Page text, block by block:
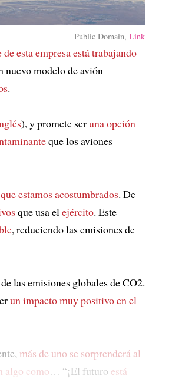
Public Domain, Link
de esta empresa está trabajando
nuevo modelo de avión
.
), y promete seruna opción
que los aviones
estamos acostumbrados. De
que usa el ejército. Este
, reduciendo las emisiones de
las emisiones globales de CO2.
un impacto muy positivo en el
más de uno se sorprenderá al
algo como… “¡El futuro está